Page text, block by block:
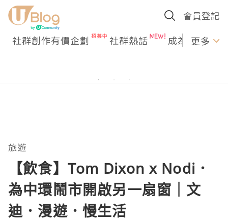
會員登記
社群創作有價企劃 社群熱話 成為U更多
旅遊
【飲食】Tom Dixon x Nodi．
為中環鬧市開啟另一扇窗｜文
迪．漫遊．慢生活